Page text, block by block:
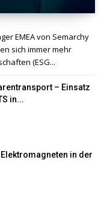
EMEA von Semarchy
sich immer mehr
(ESG...
– Einsatz
in...
in der